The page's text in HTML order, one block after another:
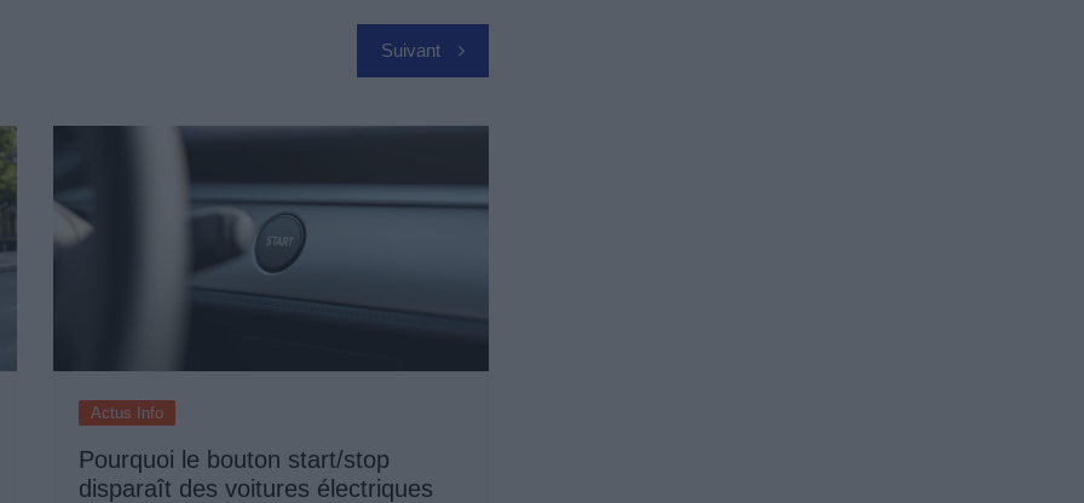
Suivant
Actus Info
Pourquoi le bouton start/stop
disparaît des voitures électriques